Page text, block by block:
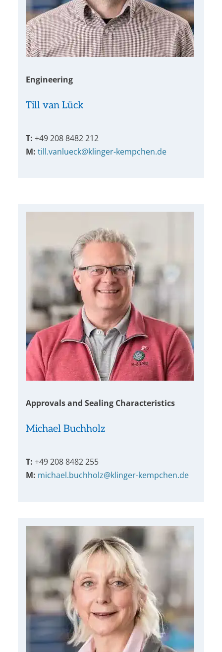
Engineering
Till van Lück
T: +49 208 8482 212
M: till.vanlueck@klinger-kempchen.de
Approvals and Sealing Characteristics
Michael Buchholz
T: +49 208 8482 255
M: michael.buchholz@klinger-kempchen.de